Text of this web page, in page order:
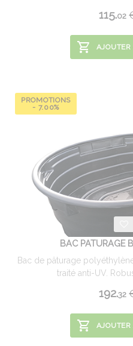
115.02
PROMOTIONS
- 7.00%
BAC PATURAGE
Bac de pâturage
traité anti-UV.
192.32